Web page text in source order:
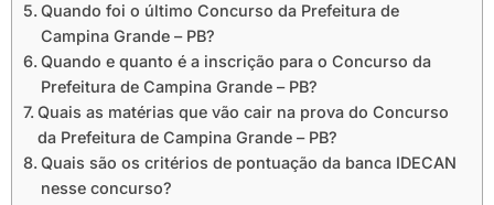
Quando foi o último Concurso da Prefeitura de
Campina Grande – PB?
Quando e quanto é a inscrição para o Concurso da
Prefeitura de Campina Grande – PB?
Quais as matérias que vão cair na prova do Concurso
da Prefeitura de Campina Grande – PB?
Quais são os critérios de pontuação da banca IDECAN
nesse concurso?